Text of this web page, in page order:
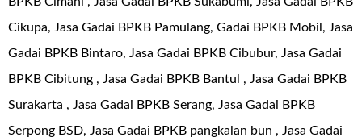
Cikupa, Jasa Gadai BPKB Pamulang, Gadai BPKB Mobil, Jasa
Gadai BPKB Bintaro, Jasa Gadai BPKB Cibubur, Jasa Gadai
BPKB Cibitung , Jasa Gadai BPKB Bantul , Jasa Gadai BPKB
Surakarta , Jasa Gadai BPKB Serang, Jasa Gadai BPKB
Serpong BSD, Jasa Gadai BPKB pangkalan bun , Jasa Gadai